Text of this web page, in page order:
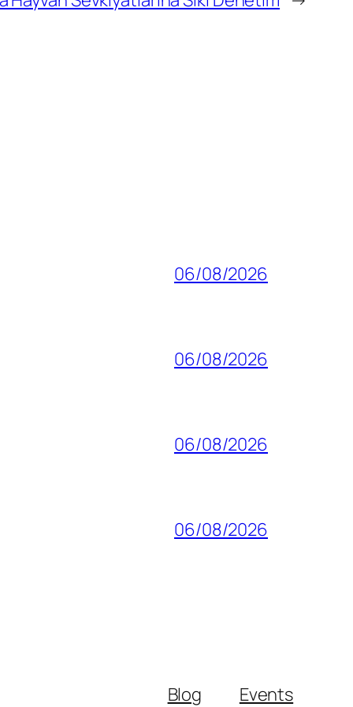
06/08/2026
06/08/2026
06/08/2026
06/08/2026
Blog
Events